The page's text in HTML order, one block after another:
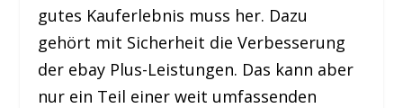
gutes Kauferlebnis muss her. Dazu
gehört mit Sicherheit die Verbesserung
der ebay Plus-Leistungen. Das kann aber
nur ein Teil einer weit umfassenden